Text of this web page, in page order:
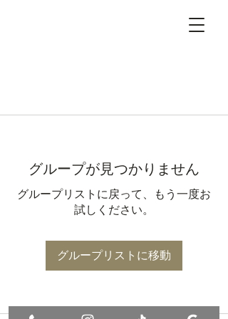
グループが見つかりません
グループリストに戻って、もう一度お
試しください。
グループリストに移動